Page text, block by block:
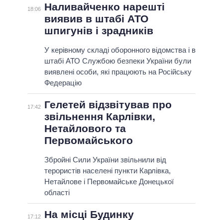
18:06
Наливайченко нарешті
виявив в штабі АТО
шпигунів і зрадників
У керівному складі оборонного відомства і в
штабі АТО Службою безпеки України були
виявлені особи, які працюють на Російську
Федерацію
17:42
Гелетей відзвітував про
звільнення Карлівки,
Нетайлового та
Первомайського
Збройні Сили України звільнили від
терористів населені пункти Карлівка,
Нетайлове і Первомайське Донецької
області
17:12 На місці Будинку